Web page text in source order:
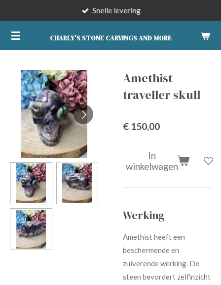
naar
de
CHARLY'S STONE CARVINGS AND MORE
Snelle levering
Amethist
traveller skull
€ 150,00
In
winkelwagen
Werking
Amethist heeft een
beschermende en
zuiverende werking. De
steen bevordert zelfinzicht